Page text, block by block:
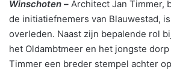
Winschoten – Architect Jan Timmer,
de initiatiefnemers van Blauwestad,
overleden. Naast zijn bepalende rol
het Oldambtmeer en het jongste
Timmer een breder stempel achter